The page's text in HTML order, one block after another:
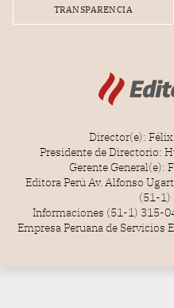
TRANSPARENCIA
Director(e):
Presidente de Directorio:
Gerente General(e):
Editora Perú Av. Alfonso
(51-1)
Informaciones (51-1) 315-
Empresa Peruana de Servicios